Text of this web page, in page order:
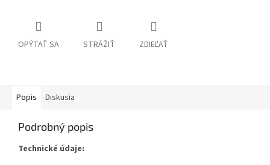
OPÝTAŤ SA STRÁŽIŤ ZDIEĽAŤ
Popis Diskusia
Podrobný popis
Technické údaje: